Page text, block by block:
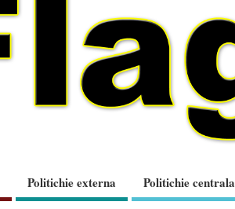
Politichie externa Politichie centrala